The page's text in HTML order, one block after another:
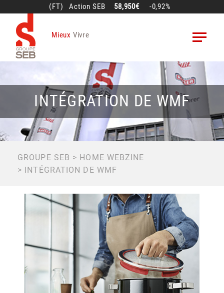
contenu
principal
(FT) ActionSEB 58,950€ -0,92%
Mieux Vivre
INTÉGRATION DE WMF
FIL
D'ARIANE
GROUPE SEB
HOME WEBZINE
INTÉGRATION DE WMF